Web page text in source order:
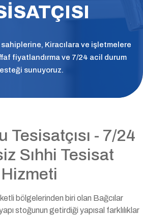
sahiplerine, Kiracılara ve işletmelere
fiyatlandırma ve 7/24 acil durum
sunuyoruz.
Tesisatçısı - 7/24
Sıhhi Tesisat
Hizmeti
bölgelerinden biri olan Bağcılar
stoğunun getirdiği yapısal farklılıklar